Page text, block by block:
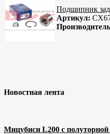
Подшипник
Артикул:
Новостная лента
Мицубиси L200 с полуторной